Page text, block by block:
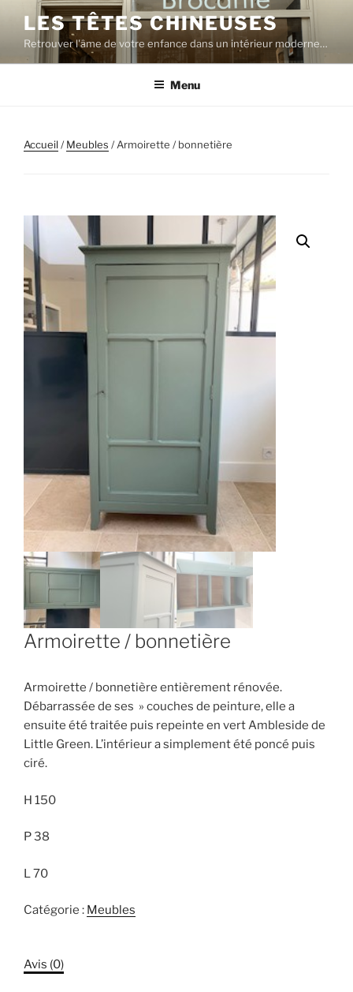
contenu
principal
LES TÊTES CHINEUSES
Retrouver l'âme de votre enfance dans un intérieur moderne…
Menu
Accueil/Meubles / Armoirette / bonnetière
Armoirette / bonnetière
Armoirette / bonnetière entièrement rénovée.
Débarrassée de ses » couches de peinture, elle a
ensuite été traitée puis repeinte en vert Ambleside de
Little Green. L’intérieur a simplement été poncé puis
ciré.
H 150
P 38
L 70
Catégorie : Meubles
Avis (0)